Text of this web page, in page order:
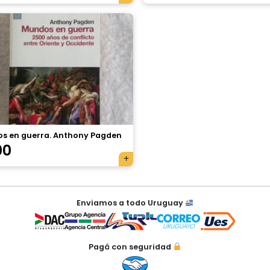
en guerra. Anthony Pagden
Enviamos a todo Uruguay
Pagá con seguridad